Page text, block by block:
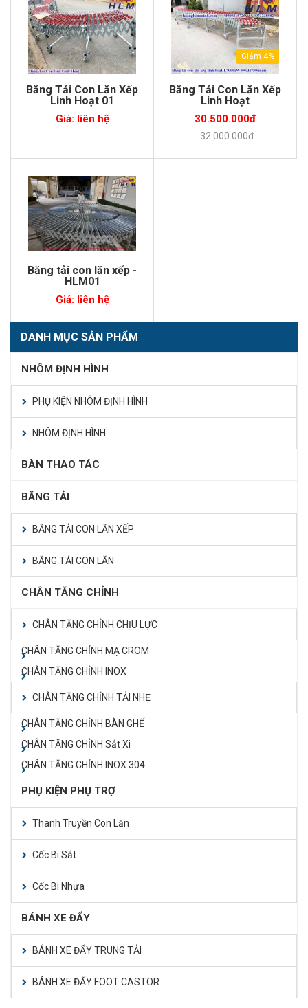
Băng Tải Con Lăn Xếp
Linh Hoạt 01
Giá: liên hệ
Giảm 4%
Băng Tải Con Lăn Xếp
Linh Hoạt
30.500.000đ
32.000.000đ
Băng tải con lăn xếp -
HLM01
Giá: liên hệ
DANH MỤC SẢN PHẨM
NHÔM ĐỊNH HÌNH
PHỤ KIỆN NHÔM ĐỊNH HÌNH
NHÔM ĐỊNH HÌNH
BÀN THAO TÁC
BĂNG TẢI
BĂNG TẢI CON LĂN XẾP
BĂNG TẢI CON LĂN
CHÂN TĂNG CHỈNH
CHÂN TĂNG CHỈNH CHỊU LỰC
CHÂN TĂNG CHỈNH MẠ CROM
CHÂN TĂNG CHỈNH INOX
CHÂN TĂNG CHỈNH TẢI NHẸ
CHÂN TĂNG CHỈNH BÀN GHẾ
CHÂN TĂNG CHỈNH Sắt Xi
CHÂN TĂNG CHỈNH INOX 304
PHỤ KIỆN PHỤ TRỢ
Thanh Truyền Con Lăn
Cốc Bi Sắt
Cốc Bi Nhựa
BÁNH XE ĐẨY
BÁNH XE ĐẨY TRUNG TẢI
BÁNH XE ĐẨY FOOT CASTOR